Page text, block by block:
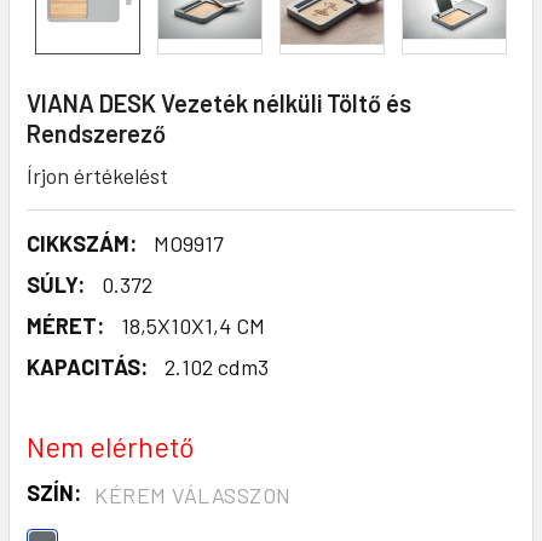
VIANA DESK Vezeték nélküli Töltő és
Rendszerező
Írjon értékelést
CIKKSZÁM:
MO9917
SÚLY:
0.372
MÉRET:
18,5X10X1,4 CM
KAPACITÁS:
2.102 cdm3
Nem elérhető
SZÍN: KÉREM VÁLASSZON